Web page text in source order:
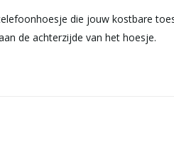
die jouw kostbare
de achterzijde van het hoesje.